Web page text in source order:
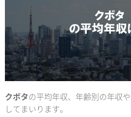
クボタの平均年収、年齢別の年収
してまいります。